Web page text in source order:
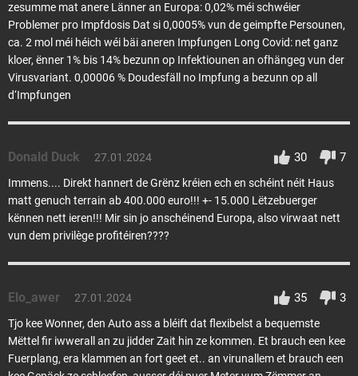
zesumme mat anere Länner an Europa: 0,02% méi schwéier
Problemer pro Impfdosis Dat si 0,0005% vun de geimpfte Persounen,
ca. 2 mol méi héich wéi bäi aneren Impfungen Long Covid: net ganz
kloer, ënner 1% bis 14% bezunn op Infektiounen an ofhängeg vun der
Virusvariant. 0,00006 % Doudesfäll no Impfung a bezunn op all
d‘Impfungen
Donald Duck 27.01.2024 30 7
Immens.... Direkt hannert de Grënz kréien ech en schéint néit Haus
matt genuch terrain ab 400.000 euro!!! +- 15.000 Lëtzebuerger
kënnen nett ieren!!! Mir sin jo anschéinend Europa, also virwaat nett
vun dem privilège profitéiren????
Elo_awer 27.01.2024 35 3
Tjo kee Wonner, den Auto ass a bléift dat flexibelst a bequemste
Mëttel fir iwwerall an zu jidder Zait hin ze kommen. Et brauch een kee
Fuerplang, era klammen an fort geet et.. an virunallem et brauch een